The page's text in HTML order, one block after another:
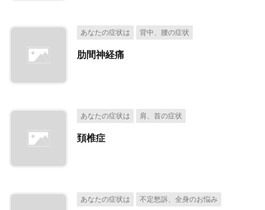
あなたの症状は 背中、腰の症状
肋間神経痛
あなたの症状は 肩、首の症状
頚椎症
あなたの症状は 不定愁訴、全身のお悩み